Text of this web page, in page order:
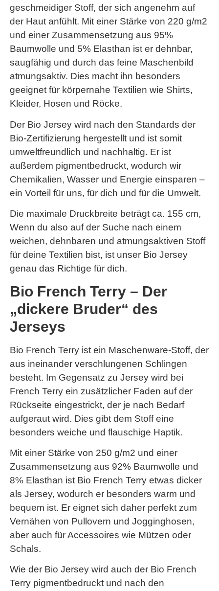
geschmeidiger Stoff, der sich angenehm auf
der Haut anfühlt. Mit einer Stärke von 220 g/m2
und einer Zusammensetzung aus 95%
Baumwolle und 5% Elasthan ist er dehnbar,
saugfähig und durch das feine Maschenbild
atmungsaktiv. Dies macht ihn besonders
geeignet für körpernahe Textilien wie Shirts,
Kleider, Hosen und Röcke.
Der Bio Jersey wird nach den Standards der
Bio-Zertifizierung hergestellt und ist somit
umweltfreundlich und nachhaltig. Er ist
außerdem pigmentbedruckt, wodurch wir
Chemikalien, Wasser und Energie einsparen –
ein Vorteil für uns, für dich und für die Umwelt.
Die maximale Druckbreite beträgt ca. 155 cm,
Wenn du also auf der Suche nach einem
weichen, dehnbaren und atmungsaktiven Stoff
für deine Textilien bist, ist unser Bio Jersey
genau das Richtige für dich.
Bio French Terry – Der
„dickere Bruder“ des
Jerseys
Bio French Terry ist ein Maschenware-Stoff, der
aus ineinander verschlungenen Schlingen
besteht. Im Gegensatz zu Jersey wird bei
French Terry ein zusätzlicher Faden auf der
Rückseite eingestrickt, der je nach Bedarf
aufgeraut wird. Dies gibt dem Stoff eine
besonders weiche und flauschige Haptik.
Mit einer Stärke von 250 g/m2 und einer
Zusammensetzung aus 92% Baumwolle und
8% Elasthan ist Bio French Terry etwas dicker
als Jersey, wodurch er besonders warm und
bequem ist. Er eignet sich daher perfekt zum
Vernähen von Pullovern und Jogginghosen,
aber auch für Accessoires wie Mützen oder
Schals.
Wie der Bio Jersey wird auch der Bio French
Terry pigmentbedruckt und nach den